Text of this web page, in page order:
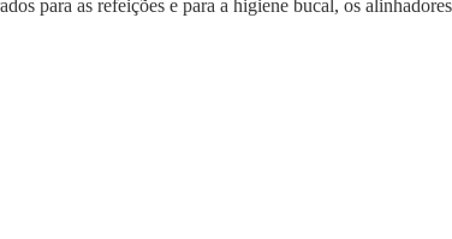
para as refeições e para a higiene bucal, os